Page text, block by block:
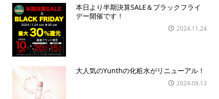
本日より半期決算SALE＆ブラックフライ
デー開催です！
2024.11.24
大人気のYunthの化粧水がリニューアル！
2024.09.13